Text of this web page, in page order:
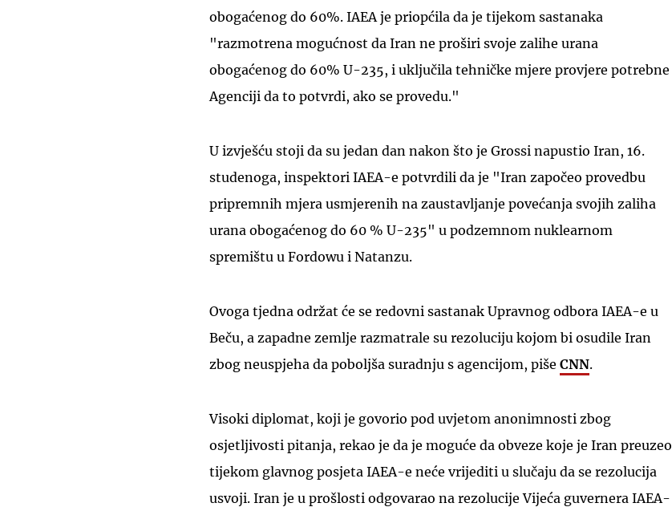
obogaćenog do 60%. IAEA je priopćila da je tijekom sastanaka
"razmotrena mogućnost da Iran ne proširi svoje zalihe urana
obogaćenog do 60% U-235, i uključila tehničke mjere provjere potrebne
Agenciji da to potvrdi, ako se provedu."
U izvješću stoji da su jedan dan nakon što je Grossi napustio Iran, 16.
studenoga, inspektori IAEA-e potvrdili da je "Iran započeo provedbu
pripremnih mjera usmjerenih na zaustavljanje povećanja svojih zaliha
urana obogaćenog do 60 % U-235" u podzemnom nuklearnom
spremištu u Fordowu i Natanzu.
Ovoga tjedna održat će se redovni sastanak Upravnog odbora IAEA-e u
Beču, a zapadne zemlje razmatrale su rezoluciju kojom bi osudile Iran
zbog neuspjeha da poboljša suradnju s agencijom, piše CNN.
Visoki diplomat, koji je govorio pod uvjetom anonimnosti zbog
osjetljivosti pitanja, rekao je da je moguće da obveze koje je Iran preuzeo
tijekom glavnog posjeta IAEA-e neće vrijediti u slučaju da se rezolucija
usvoji. Iran je u prošlosti odgovarao na rezolucije Vijeća guvernera IAEA-